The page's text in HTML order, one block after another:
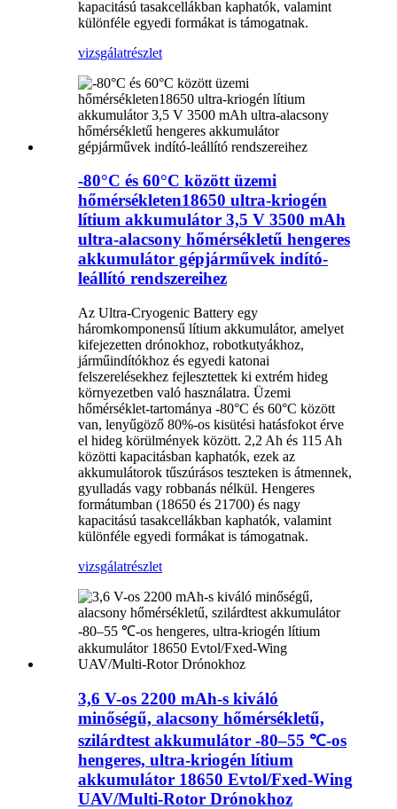
kapacitású tasakcellákban kaphatók, valamint
különféle egyedi formákat is támogatnak.
vizsgálatrészlet
-80°C és 60°C között üzemi
hőmérsékleten18650 ultra-kriogén
lítium akkumulátor 3,5 V 3500 mAh
ultra-alacsony hőmérsékletű hengeres
akkumulátor gépjárművek indító-
leállító rendszereihez
Az Ultra-Cryogenic Battery egy
háromkomponensű lítium akkumulátor, amelyet
kifejezetten drónokhoz, robotkutyákhoz,
járműindítókhoz és egyedi katonai
felszerelésekhez fejlesztettek ki extrém hideg
környezetben való használatra. Üzemi
hőmérséklet-tartománya -80°C és 60°C között
van, lenyűgöző 80%-os kisütési hatásfokot érve
el hideg körülmények között. 2,2 Ah és 115 Ah
közötti kapacitásban kaphatók, ezek az
akkumulátorok tűszúrásos teszteken is átmennek,
gyulladás vagy robbanás nélkül. Hengeres
formátumban (18650 és 21700) és nagy
kapacitású tasakcellákban kaphatók, valamint
különféle egyedi formákat is támogatnak.
vizsgálatrészlet
3,6 V-os 2200 mAh-s kiváló
minőségű, alacsony hőmérsékletű,
szilárdtest akkumulátor -80–55 ℃-os
hengeres, ultra-kriogén lítium
akkumulátor 18650 Evtol/Fxed-Wing
UAV/Multi-Rotor Drónokhoz